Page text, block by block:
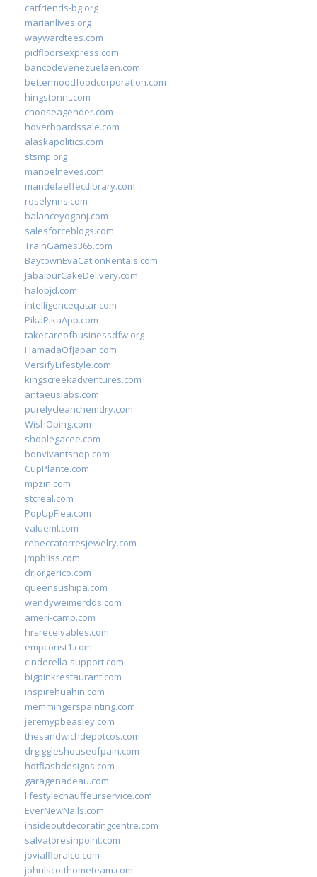
catfriends-bg.org
marianlives.org
waywardtees.com
pidfloorsexpress.com
bancodevenezuelaen.com
bettermoodfoodcorporation.com
hingstonnt.com
chooseagender.com
hoverboardssale.com
alaskapolitics.com
stsmp.org
manoelneves.com
mandelaeffectlibrary.com
roselynns.com
balanceyoganj.com
salesforceblogs.com
TrainGames365.com
BaytownEvaCationRentals.com
JabalpurCakeDelivery.com
halobjd.com
intelligenceqatar.com
PikaPikaApp.com
takecareofbusinessdfw.org
HamadaOfJapan.com
VersifyLifestyle.com
kingscreekadventures.com
antaeuslabs.com
purelycleanchemdry.com
WishOping.com
shoplegacee.com
bonvivantshop.com
CupPlante.com
mpzin.com
stcreal.com
PopUpFlea.com
valueml.com
rebeccatorresjewelry.com
jmpbliss.com
drjorgerico.com
queensushipa.com
wendyweimerdds.com
ameri-camp.com
hrsreceivables.com
empconst1.com
cinderella-support.com
bigpinkrestaurant.com
inspirehuahin.com
memmingerspainting.com
jeremypbeasley.com
thesandwichdepotcos.com
drgiggleshouseofpain.com
hotflashdesigns.com
garagenadeau.com
lifestylechauffeurservice.com
EverNewNails.com
insideoutdecoratingcentre.com
salvatoresinpoint.com
jovialfloralco.com
johnlscotthometeam.com